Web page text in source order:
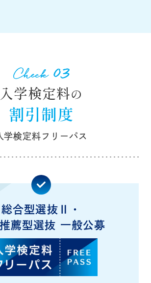
入学検定料の
割引制度
学検定料フリーパス
総合型選抜Ⅱ・
薦型選抜 一般公募